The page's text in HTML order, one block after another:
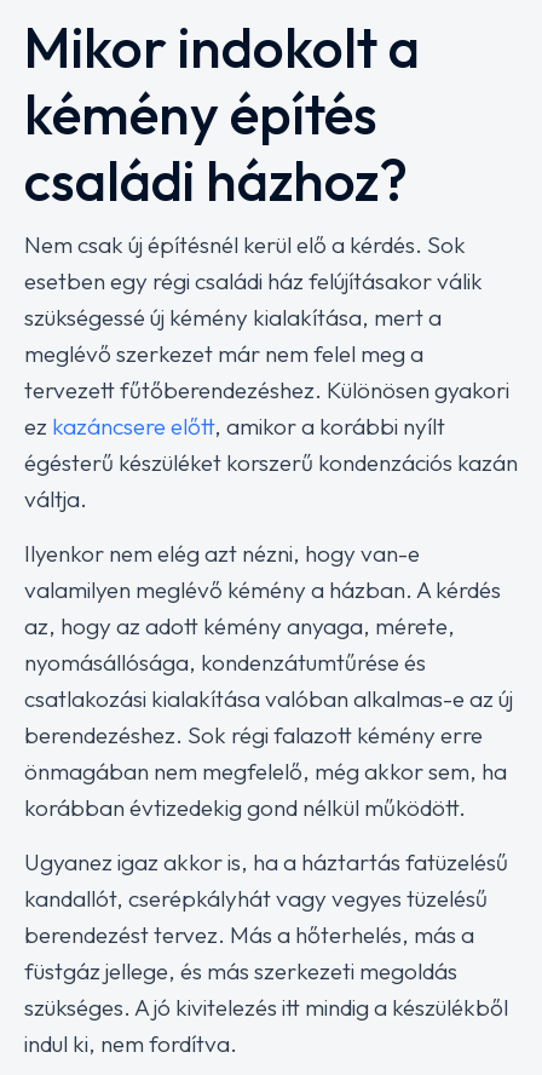
Mikor indokolt a
kémény építés
családi házhoz?
Nem csak új építésnél kerül elő a kérdés. Sok
esetben egy régi családi ház felújításakor válik
szükségessé új kémény kialakítása, mert a
meglévő szerkezet már nem felel meg a
tervezett fűtőberendezéshez. Különösen gyakori
ez kazáncsere előtt, amikor a korábbi nyílt
égésterű készüléket korszerű kondenzációs kazán
váltja.
Ilyenkor nem elég azt nézni, hogy van-e
valamilyen meglévő kémény a házban. A kérdés
az, hogy az adott kémény anyaga, mérete,
nyomásállósága, kondenzátumtűrése és
csatlakozási kialakítása valóban alkalmas-e az új
berendezéshez. Sok régi falazott kémény erre
önmagában nem megfelelő, még akkor sem, ha
korábban évtizedekig gond nélkül működött.
Ugyanez igaz akkor is, ha a háztartás fatüzelésű
kandallót, cserépkályhát vagy vegyes tüzelésű
berendezést tervez. Más a hőterhelés, más a
füstgáz jellege, és más szerkezeti megoldás
szükséges. A jó kivitelezés itt mindig a készülékből
indul ki, nem fordítva.